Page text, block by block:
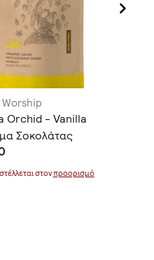
Worship
Orchid - Vanilla
Σοκολάτας
στονπροορισμό